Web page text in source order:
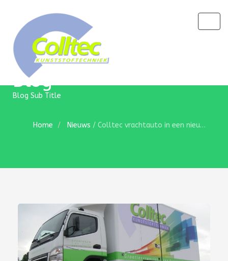
Blog
Blog Sub Title
Home Nieuws / Colltec vrachtauto in een nieuw jasje